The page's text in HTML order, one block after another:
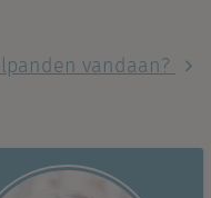
vandaan?